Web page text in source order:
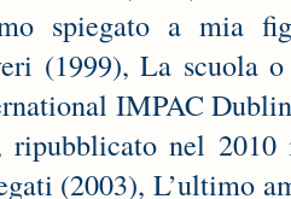
spiegato a mia
(1999), La
IMPAC
nel 2010
(2003), L’ultimo